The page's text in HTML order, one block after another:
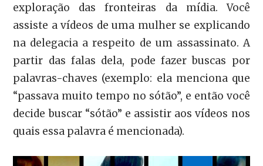
exploração das fronteiras da mídia. Você
assiste a vídeos de uma mulher se explicando
na delegacia a respeito de um assassinato. A
partir das falas dela, pode fazer buscas por
palavras-chaves (exemplo: ela menciona que
“passava muito tempo no sótão”, e então você
decide buscar “sótão” e assistir aos vídeos nos
quais essa palavra é mencionada).